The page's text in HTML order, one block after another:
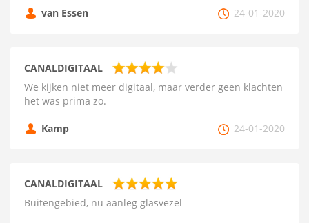
van Essen 24-01-2020
CANALDIGITAAL
We kijken niet meer digitaal, maar verder geen klachten
het was prima zo.
Kamp 24-01-2020
CANALDIGITAAL
Buitengebied, nu aanleg glasvezel